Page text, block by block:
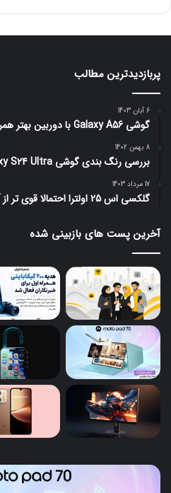
پربازدیدترین مطالب
6 آبان 1403
گوشی Galaxy A56 با دوربین بهتر همراه است
8 بهمن 1402
بررسی رنگ بندی گوشی Galaxy S24 Ultra؛ کدام رنگ را بخریم
17 مرداد 1403
گلکسی اس 25 اولترا احتمالا قوی تر از آیفون 16 پرو است
آخرین پست های بازبینی شده
آیفون